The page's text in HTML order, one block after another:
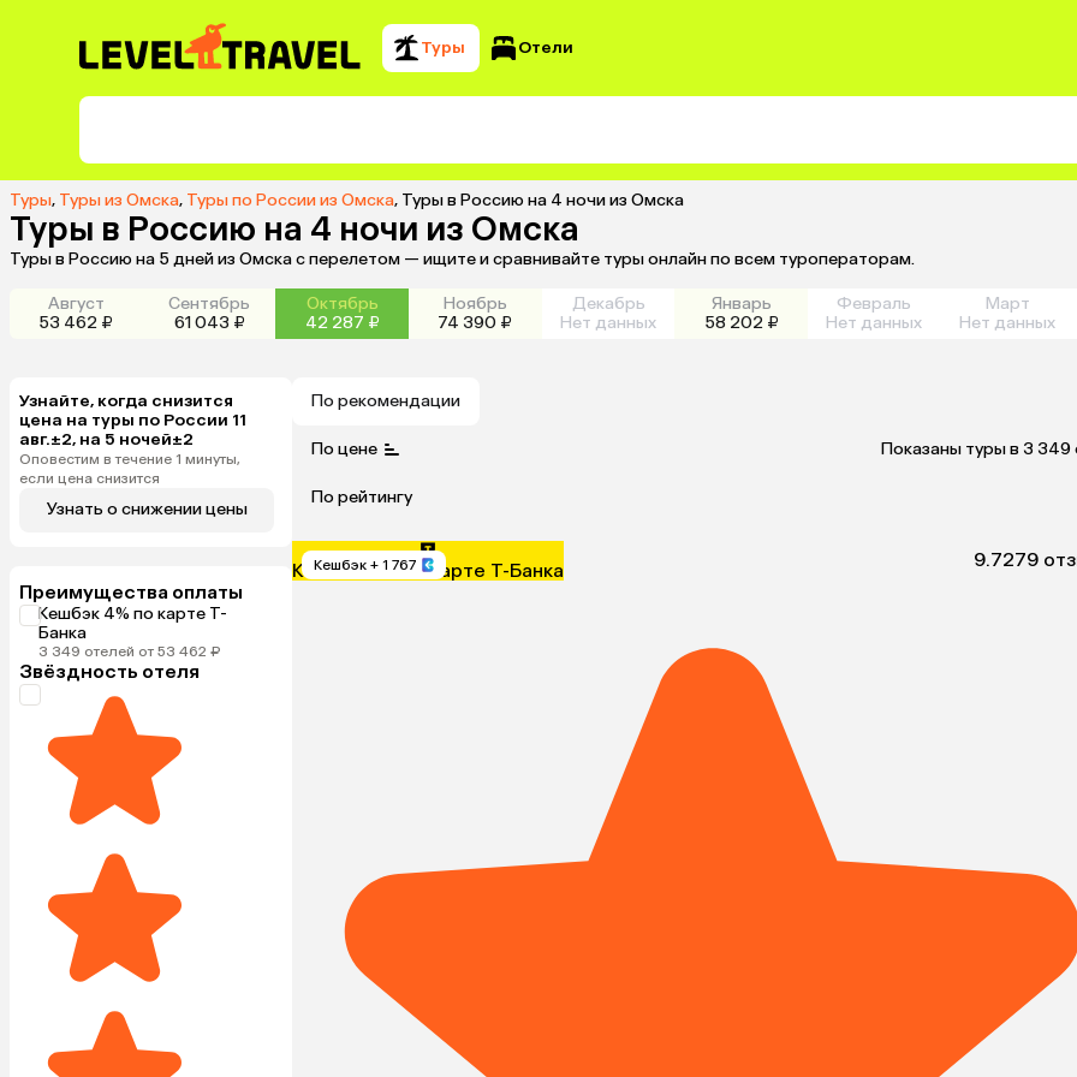
Туры Отели
Туры, Туры из Омска, Туры по России из Омска, Туры в Россию на 4 ночи из Омска
Туры в Россию на 4 ночи из Омска
Туры в Россию на 5 дней из Омска с перелетом — ищите и сравнивайте туры онлайн по всем туроператорам.
Август
53 462 ₽
Сентябрь
61 043 ₽
Октябрь
42 287 ₽
Ноябрь
74 390 ₽
Декабрь
Нет данных
Январь
58 202 ₽
Февраль
Нет данных
Март
Нет данных
Узнайте, когда снизится
цена на туры по России 11
авг.±2, на 5 ночей±2
Оповестим в течение 1 минуты,
если цена снизится
Узнать о снижении цены
Преимущества оплаты
Кешбэк 4% по карте Т-
Банка
3 349 отелей от 53 462 ₽
Звёздность отеля
По рекомендации
По цене
По рейтингу
Показаны туры в 3 349
Кешбэк + 1 767 9.7279
Кешбэк 4% по карте Т-Банка